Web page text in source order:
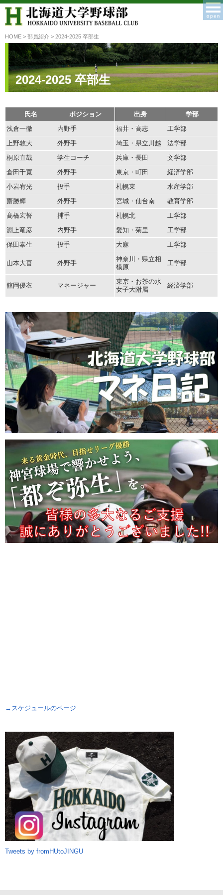
HOME > 部員紹介 > 2024-2025 卒部生
2024-2025 卒部生
氏名 ポジション 出身
学部
浅倉一徹
内野手 福井・高志
工学部
上野敦大
外野手 埼玉・県立川越
法学部
桐原直哉
学生コーチ 兵庫・長田
文学部
倉田千寛
外野手 東京・町田
経済学部
小岩宥光
投手 札幌東
水産学部
齋勝輝
外野手 宮城・仙台南
教育学部
髙橋宏誓
捕手 札幌北
工学部
淵上竜彦
内野手 愛知・菊里
工学部
保田泰生
投手 大麻 工学部
山本大喜 外野手
神奈川・県立相
模原
工学部
舘岡優衣 マネージャー
東京・お茶の水
女子大附属
経済学部
→スケジュールのページ
Tweets by fromHUtoJINGU